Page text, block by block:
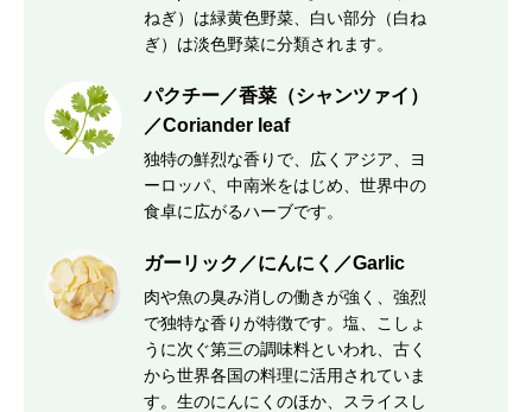
ねぎ）は緑黄色野菜、白い部分（白ね
ぎ）は淡色野菜に分類されます。
パクチー／香菜（シャンツァイ）
／Coriander leaf
独特の鮮烈な香りで、広くアジア、ヨ
ーロッパ、中南米をはじめ、世界中の
食卓に広がるハーブです。
ガーリック／にんにく／Garlic
肉や魚の臭み消しの働きが強く、強烈
で独特な香りが特徴です。塩、こしょ
うに次ぐ第三の調味料といわれ、古く
から世界各国の料理に活用されていま
す。生のにんにくのほか、スライスし